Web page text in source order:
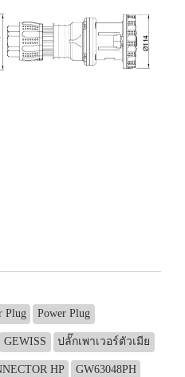
Plug Power Plug
GEWISS ปลั๊กเพาเวอร์ตัวเมีย
HP GW63048PH